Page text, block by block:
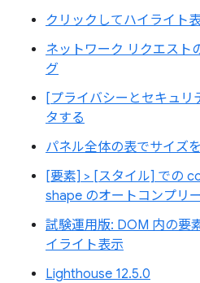
クリックしてハイライト
ネットワーク リクエスト
グ
[プライバシーとセキュリ
タする
パネル全体の表でサイズ
[要素] > [スタイル] での
shape のオートコンプリ
試験運用版: DOM 内の要
イライト表示
Lighthouse 12.5.0